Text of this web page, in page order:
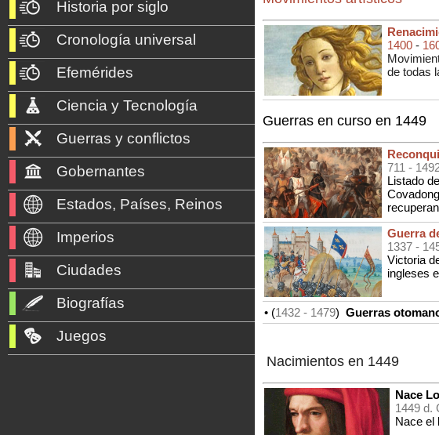
1400 -
de todas
Guerras en curso en 1449
711 -
Listado
Guerra
1337 -
Victoria
ingleses
• (1432 - 1479) Guerras
Nacimientos en 1449
Nace
1449 d.
Nace el
Historia por siglo
Cronología universal
Efemérides
Ciencia y Tecnología
Guerras y conflictos
Gobernantes
Estados, Países, Reinos
Imperios
Ciudades
Biografías
Juegos